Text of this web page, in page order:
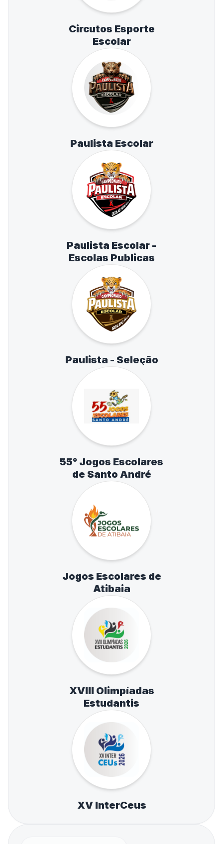
Circutos Esporte
Escolar
Paulista Escolar
Paulista Escolar -
Escolas Publicas
Paulista - Seleção
55° Jogos Escolares
de Santo André
Jogos Escolares de
Atibaia
XVIII Olimpíadas
Estudantis
XV InterCeus